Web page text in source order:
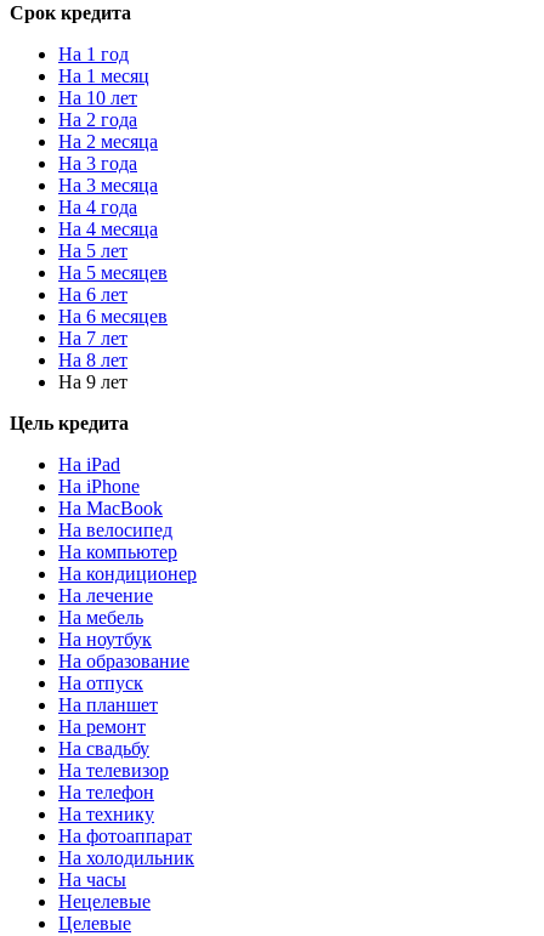
Срок кредита
На 1 год
На 1 месяц
На 10 лет
На 2 года
На 2 месяца
На 3 года
На 3 месяца
На 4 года
На 4 месяца
На 5 лет
На 5 месяцев
На 6 лет
На 6 месяцев
На 7 лет
На 8 лет
На 9 лет
Цель кредита
На iPad
На iPhone
На MacBook
На велосипед
На компьютер
На кондиционер
На лечение
На мебель
На ноутбук
На образование
На отпуск
На планшет
На ремонт
На свадьбу
На телевизор
На телефон
На технику
На фотоаппарат
На холодильник
На часы
Нецелевые
Целевые